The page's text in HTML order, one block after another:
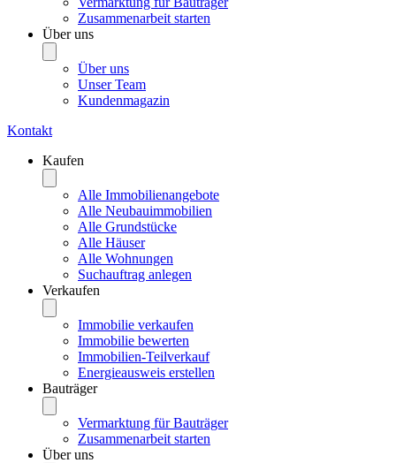
Zusammenarbeit starten
Über uns
Über uns
Unser Team
Kundenmagazin
Kontakt
Kaufen
Alle Immobilienangebote
Alle Neubauimmobilien
Alle Grundstücke
Alle Häuser
Alle Wohnungen
Suchauftrag anlegen
Verkaufen
Immobilie verkaufen
Immobilie bewerten
Immobilien-Teilverkauf
Energieausweis erstellen
Bauträger
Vermarktung für Bauträger
Zusammenarbeit starten
Über uns